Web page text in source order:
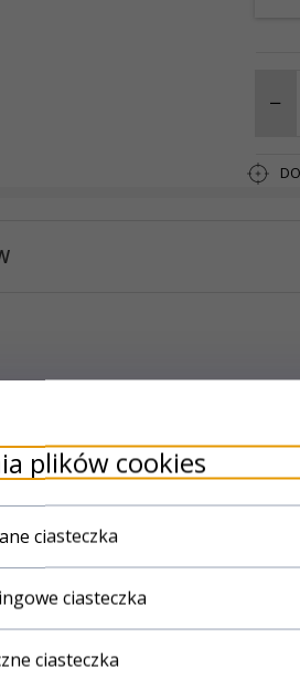
plików cookies
ciasteczka
ciasteczka
ciasteczka